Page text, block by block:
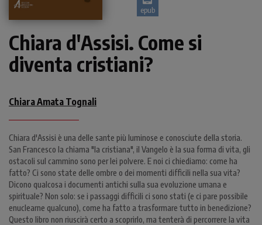
epub
Chiara d'Assisi. Come si
diventa cristiani?
Chiara Amata Tognali
Chiara d'Assisi è una delle sante più luminose e conosciute della storia.
San Francesco la chiama "la cristiana", il Vangelo è la sua forma di vita, gli
ostacoli sul cammino sono per lei polvere. E noi ci chiediamo: come ha
fatto? Ci sono state delle ombre o dei momenti difficili nella sua vita?
Dicono qualcosa i documenti antichi sulla sua evoluzione umana e
spirituale? Non solo: se i passaggi difficili ci sono stati (e ci pare possibile
enuclearne qualcuno), come ha fatto a trasformare tutto in benedizione?
Questo libro non riuscirà certo a scoprirlo, ma tenterà di percorrere la vita